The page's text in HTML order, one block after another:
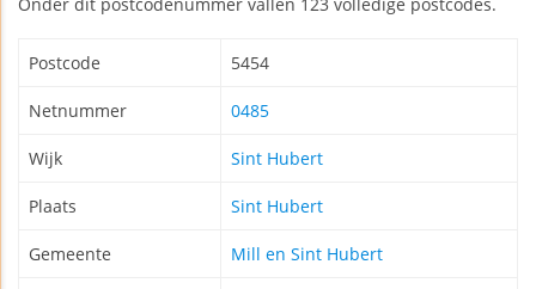
Onder dit postcodenummer vallen 123 volledige postcodes.
Postcode 5454
Netnummer 0485
Wijk Sint Hubert
Plaats Sint Hubert
Gemeente Mill en Sint Hubert